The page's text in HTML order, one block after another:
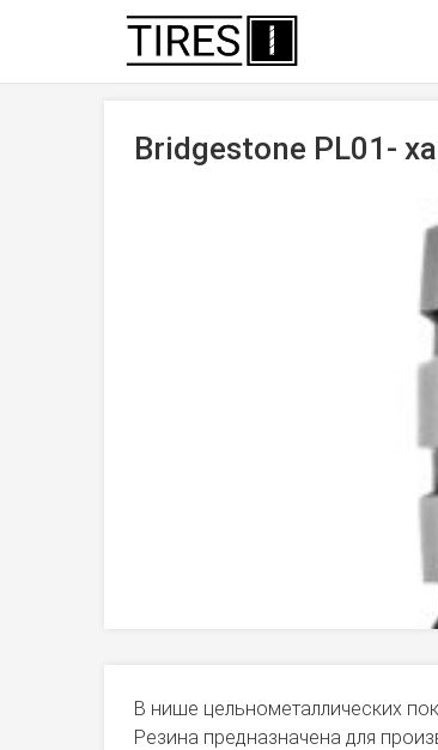
Bridgestone PL01-
В нише цельнометаллических
Резина предназначена для